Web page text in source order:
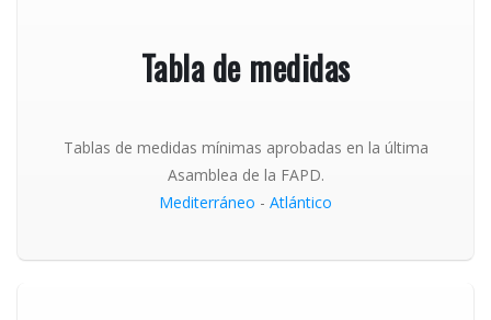
Tabla de medidas
Tablas de medidas mínimas aprobadas en la última
Asamblea de la FAPD.
Mediterráneo - Atlántico